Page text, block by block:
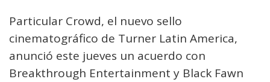
Particular Crowd, el nuevo sello
cinematográfico de Turner Latin America,
anunció este jueves un acuerdo con
Breakthrough Entertainment y Black Fawn